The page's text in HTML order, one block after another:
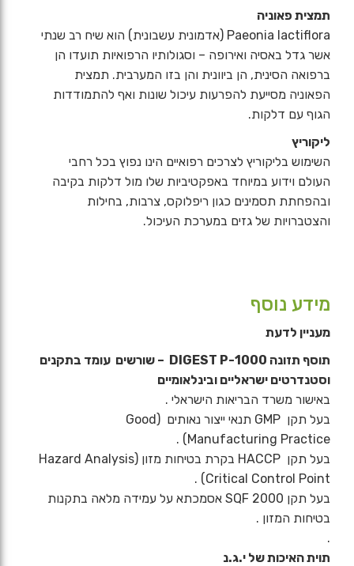
תמצית פאוניה
Paeonia lactiflora (אדמונית עשבונית) הוא שיח רב שנתי
אשר גדל באסיה ואירופה – וסגולותיו הרפואיות תועדו הן
ברפואה הסינית, הן ביוונית והן בזו המערבית. תמצית
הפאוניה מסייעת להפרעות עיכול שונות ואף להתמודדות
הגוף עם דלקות.
ליקוריץ
השימוש בליקוריץ לצרכים רפואיים הינו נפוץ בכל רחבי
העולם וידוע במיוחד באפקטיביות שלו מול דלקות בקיבה
ובהפחתת תסמינים כגון ריפלוקס, צרבות, בחילות
והצטברויות של גזים במערכת העיכול.
מידע נוסף
מעניין לדעת
תוסף תזונה DIGEST P-1000 – שורשים עומד בתקנים
וסטנדרטים ישראליים ובינלאומיים
באישור משרד הבריאות הישראלי .
בעל תקן GMP תנאי ייצור נאותים (Good
Manufacturing Practice) .
בעל תקן HACCP בקרת בטיחות מזון (Hazard Analysis
Critical Control Point) .
בעל תקן SQF 2000 אסמכתא על עמידה מלאה בתקנות
בטיחות המזון .
.
תוית האיכות של י.ג.נ